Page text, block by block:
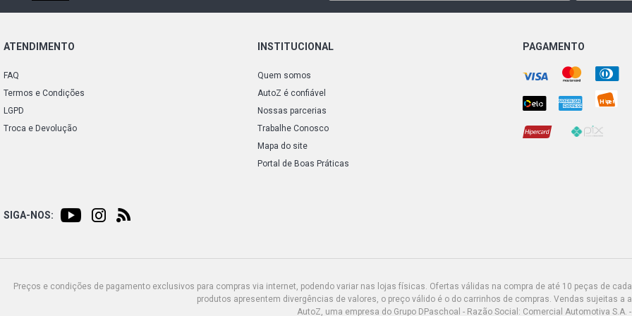
CIVIC LXB
FIT EX
CHEROKEE
(2007 -
ATENDIMENTO
FAQ
Termos e Condições
LGPD
Troca e Devolução
INSTITUCIONAL
Quem somos
AutoZ é confiável
Nossas parcerias
Trabalhe Conosco
Mapa do site
Portal de Boas Práticas
PAGAMENTO
SIGA-NOS:
Preços e condições de pagamento exclusivos para compras via internet, podendo variar nas lojas físicas. Ofertas válidas na compra de até 10 peças de
produtos apresentem divergências de valores, o preço válido é o do carrinhos de compras. Vendas sujeitas a
AutoZ, uma empresa do Grupo DPaschoal - Razão Social: Comercial Automotiva S.A. -